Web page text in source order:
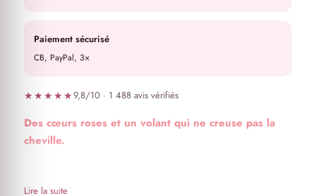
Paiement sécurisé
CB, PayPal, 3×
★★★★★9,8/10 · 1 488 avis vérifiés
Des cœurs roses et un volant qui ne creuse pas la
cheville.
jambes larges
Lire la suite